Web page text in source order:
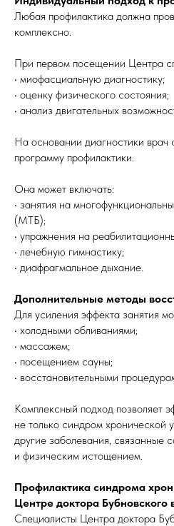
Любая профилактика должна
комплексно.
При первом посещении Центра
• миофасциальную диагностику;
• оценку физического состояния;
• анализ двигательных
На основании диагностики врач
программу профилактики.
Она может включать:
• занятия на
(МТБ);
• упражнения на
• лечебную гимнастику;
• диафрагмальное дыхание.
Дополнительные методы
Для усиления эффекта занятия
• холодными обливаниями;
• массажем;
• посещением сауны;
• восстановительными
Комплексный подход позволяет
не только синдром хронической
другие заболевания, связанные
и физическим истощением.
Профилактика синдрома
Центре доктора Бубновского
Специалисты Центра доктора